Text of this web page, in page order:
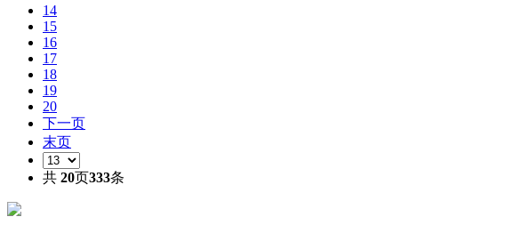
14
15
16
17
18
19
20
下一页
末页
共 20页333条